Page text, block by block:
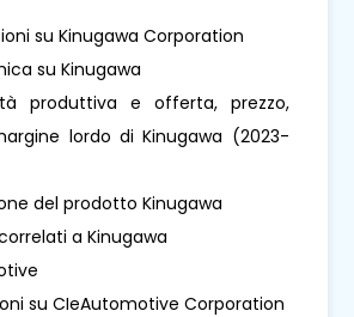
su Kinugawa Corporation
su Kinugawa
produttiva e offerta, prezzo,
lordo di Kinugawa (2023-
del prodotto Kinugawa
a Kinugawa
su CIeAutomotive Corporation